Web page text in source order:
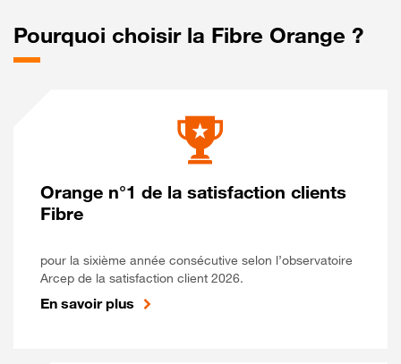
Pourquoi choisir la Fibre Orange ?
Orange n°1 de la satisfaction clients
Fibre
pour la sixième année consécutive selon l’observatoire
Arcep de la satisfaction client 2026.
En savoir plus